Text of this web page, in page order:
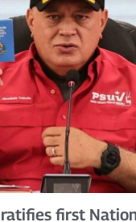
ratifies first